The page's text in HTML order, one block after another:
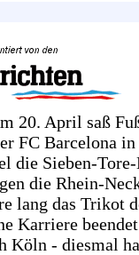
20. April saß
FC Barcelona
die Sieben-
die Rhein-
lang das Trikot
Karriere
Köln - diesmal